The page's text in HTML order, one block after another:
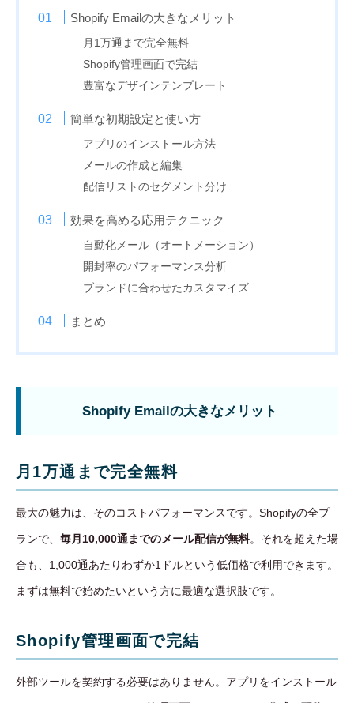
Shopify Emailの大きなメリット
月1万通まで完全無料
Shopify管理画面で完結
豊富なデザインテンプレート
簡単な初期設定と使い方
アプリのインストール方法
メールの作成と編集
配信リストのセグメント分け
効果を高める応用テクニック
自動化メール（オートメーション）
開封率のパフォーマンス分析
ブランドに合わせたカスタマイズ
まとめ
Shopify Emailの大きなメリット
月1万通まで完全無料
最大の魅力は、そのコストパフォーマンスです。Shopifyの全プ
ランで、 毎月10,000通までのメール配信が無料。それを超えた場
合も、1,000通あたりわずか1ドルという低価格で利用できます。
まずは無料で始めたいという方に最適な選択肢です。
Shopify管理画面で完結
外部ツールを契約する必要はありません。アプリをインストール